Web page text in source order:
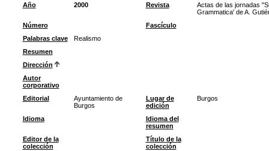
Año 2000 Revista
Actas de las jornadas
Grammatica' de A.
Número
Fascículo
Palabras clave
Realismo
Resumen
Dirección
Autor
corporativo
Editorial
Ayuntamiento de
Burgos
Lugar de
edición
Burgos
Idioma
Idioma del
resumen
Editor de la
colección
Título de la
colección